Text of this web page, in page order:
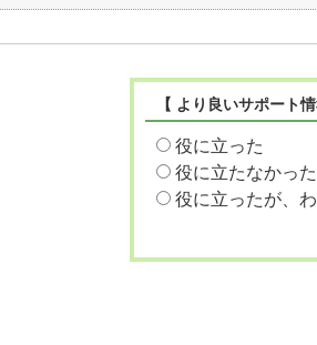
【 より良いサポート
役に立った
役に立たなかった
役に立ったが、